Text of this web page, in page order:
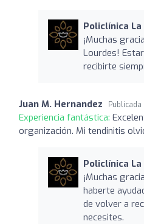
Policlínica La
¡Muchas
Lourdes!
recibirte
Juan M. Hernandez Publicada
Experiencia fantástica:
organización. Mi tendinitis
Policlínica La
¡Muchas
haberte
de volver a
necesites.